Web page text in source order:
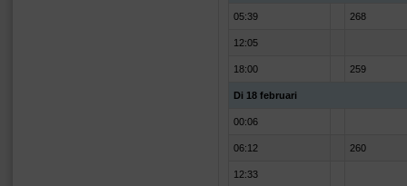
05:39 268
12:05
18:00 259
Di 18 februari
00:06
06:12 260
12:33